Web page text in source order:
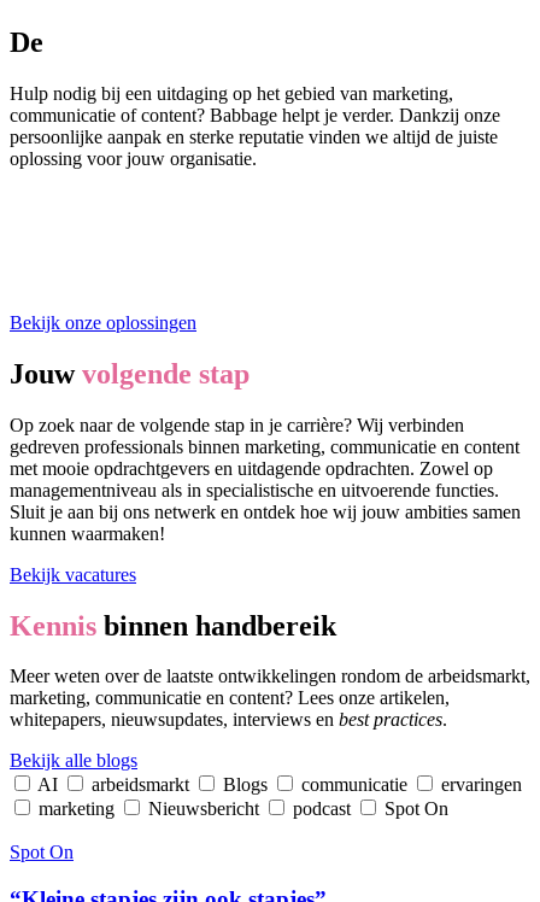
De
Hulp nodig bij een uitdaging op het gebied van marketing,
communicatie of content? Babbage helpt je verder. Dankzij onze
persoonlijke aanpak en sterke reputatie vinden we altijd de juiste
oplossing voor jouw organisatie.
Bekijk onze oplossingen
Jouwvolgende stap
Op zoek naar de volgende stap in je carrière? Wij verbinden
gedreven professionals binnen marketing, communicatie en content
met mooie opdrachtgevers en uitdagende opdrachten. Zowel op
managementniveau als in specialistische en uitvoerende functies.
Sluit je aan bij ons netwerk en ontdek hoe wij jouw ambities samen
kunnen waarmaken!
Bekijk vacatures
Kennis binnen handbereik
Meer weten over de laatste ontwikkelingen rondom de arbeidsmarkt,
marketing, communicatie en content? Lees onze artikelen,
whitepapers, nieuwsupdates, interviews en best practices.
Bekijk alle blogs
AI
arbeidsmarkt Blogs communicatie
ervaringen
marketing
Nieuwsbericht podcast Spot On
Spot On